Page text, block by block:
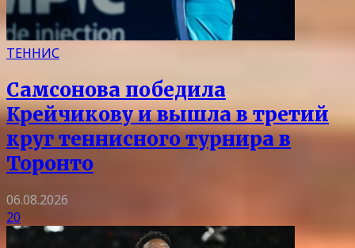
ТЕННИС
Самсонова победила
Крейчикову и вышла в третий
круг теннисного турнира в
Торонто
06.08.2026
20